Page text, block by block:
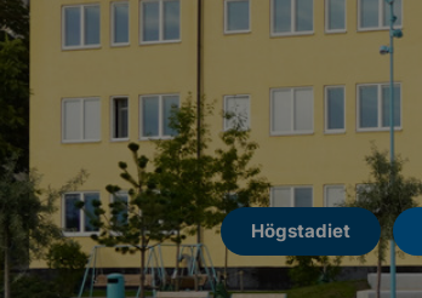
Högstadiet